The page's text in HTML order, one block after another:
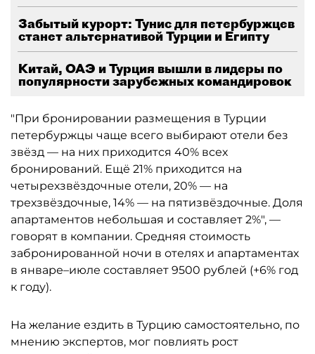
Забытый курорт: Тунис для петербуржцев
станет альтернативой Турции и Египту
Китай, ОАЭ и Турция вышли в лидеры по
популярности зарубежных командировок
"При бронировании размещения в Турции
петербуржцы чаще всего выбирают отели без
звёзд — на них приходится 40% всех
бронирований. Ещё 21% приходится на
четырехзвёздочные отели, 20% — на
трехзвёздочные, 14% — на пятизвёздочные. Доля
апартаментов небольшая и составляет 2%", —
говорят в компании. Средняя стоимость
забронированной ночи в отелях и апартаментах
в январе–июле составляет 9500 рублей (+6% год
к году).
На желание ездить в Турцию самостоятельно, по
мнению экспертов, мог повлиять рост